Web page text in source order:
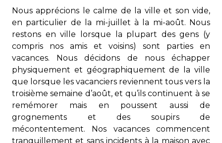
Nous apprécions le calme de la ville et son vide,
en particulier de la mi-juillet à la mi-août. Nous
restons en ville lorsque la plupart des gens (y
compris nos amis et voisins) sont parties en
vacances. Nous décidons de nous échapper
physiquement et géographiquement de la ville
que lorsque les vacanciers reviennent tous vers la
troisième semaine d’août, et qu’ils continuent à se
remémorer mais en poussent aussi de
grognements et des soupirs de
mécontentement. Nos vacances commencent
tranquillement et sans incidents à la maison avec